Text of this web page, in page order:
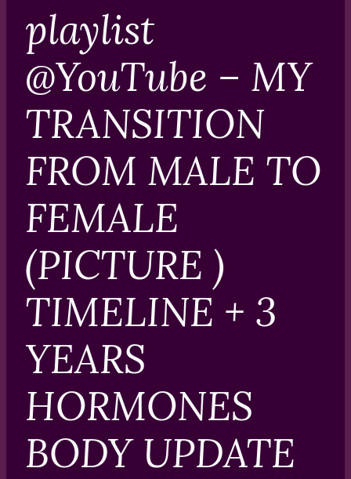
playlist
@YouTube – MY
TRANSITION
FROM MALE TO
FEMALE
(PICTURE )
TIMELINE + 3
YEARS
HORMONES
BODY UPDATE